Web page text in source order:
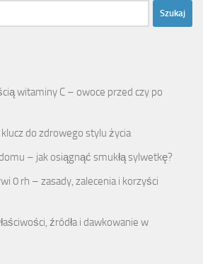
witaminy C – owoce przed czy po
do zdrowego stylu życia
– jak osiągnąć smukłą sylwetkę?
0 rh – zasady, zalecenia i korzyści
źródła i dawkowanie w